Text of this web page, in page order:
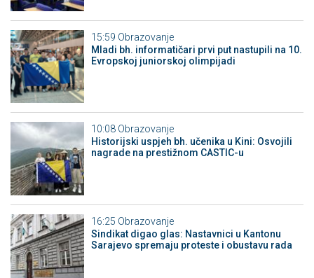
15:59 Obrazovanje
Mladi bh. informatičari prvi put nastupili na 10.
Evropskoj juniorskoj olimpijadi
10:08 Obrazovanje
Historijski uspjeh bh. učenika u Kini: Osvojili
nagrade na prestižnom CASTIC-u
16:25 Obrazovanje
Sindikat digao glas: Nastavnici u Kantonu
Sarajevo spremaju proteste i obustavu rada